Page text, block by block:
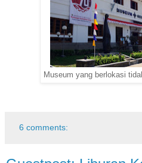
Museum yang berlokasi
6 comments: